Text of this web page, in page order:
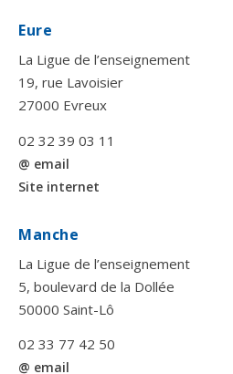
Eure
La Ligue de l’enseignement
19, rue Lavoisier
27000 Evreux
02 32 39 03 11
@ email
Site internet
Manche
La Ligue de l’enseignement
5, boulevard de la Dollée
50000 Saint-Lô
02 33 77 42 50
@ email